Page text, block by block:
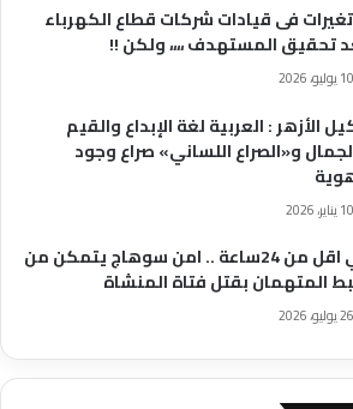
تغيرات فى قيادات شركات قطاع الكهرباء
تحقيق المستهدف ،،،، ولكن !!
10 يوليو، 2026
الأزهر : العربية لغة الإبداع والقيم
و«الصراع اللساني» صراع وجود
10 يناير، 2026
في اقل من 24ساعة .. امن سوهاج يتمكن من
المتهمان بقتل فتاة المنشاة
26 يوليو، 2026